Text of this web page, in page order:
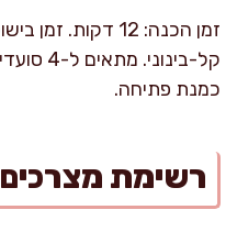
כמנת פתיחה.
רשימת מצרכים